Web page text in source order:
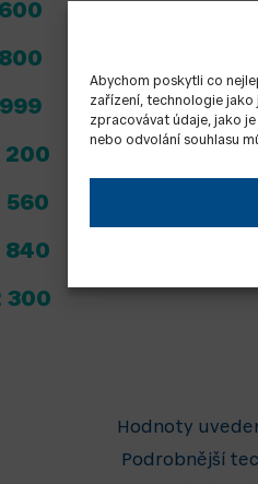
Abychom poskytli co
zařízení, technologie jako
zpracovávat údaje, jako
nebo odvolání souhlasu
600
800
999
200
560
840
300
Hodnoty
Podrobnější